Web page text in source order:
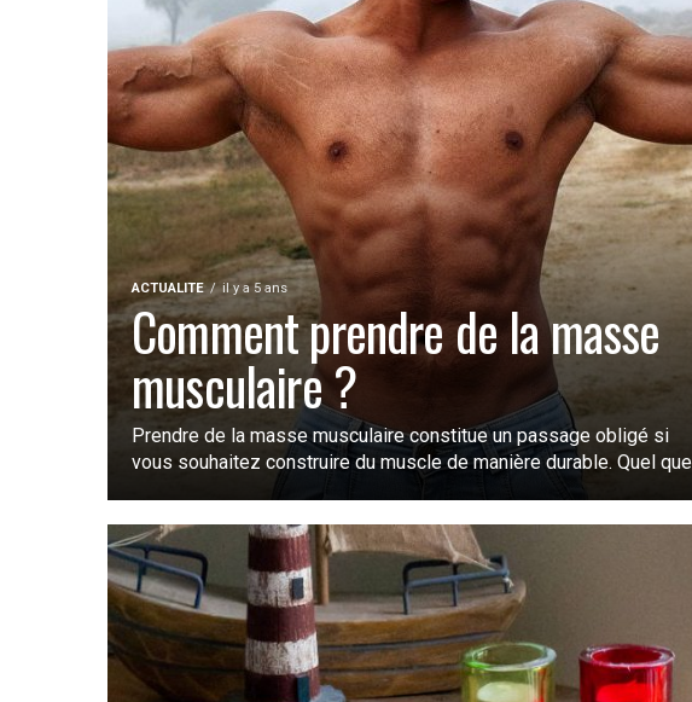
ACTUALITE il y a 5 ans
Comment prendre de la masse
musculaire ?
Prendre de la masse musculaire constitue un passage obligé si
vous souhaitez construire du muscle de manière durable. Quel